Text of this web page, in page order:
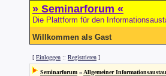
» Seminarforum «
Die Plattform für den
Willkommen als Gast
[ Einloggen :: Registrieren ]
Seminarforum » Allgemeiner